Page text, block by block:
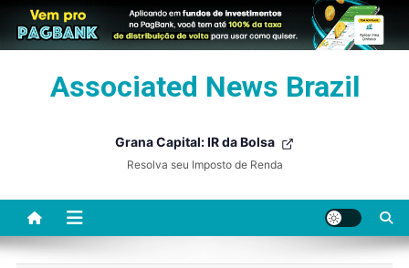
Associated News Brazil
Grana Capital: IR da Bolsa
Resolva seu Imposto de Renda